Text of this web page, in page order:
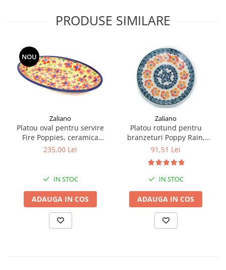
PRODUSE SIMILARE
NOU
Zaliano
Platou oval pentru servire
Fire Poppies, ceramica
smaltuita, pictat manual,
235,00 Lei
IN STOC
ADAUGA IN COS
Zaliano
Platou rotund pentru
branzeturi Poppy Rain,
ceramica smaltuita, pictat
91,51 Lei
IN STOC
ADAUGA IN COS